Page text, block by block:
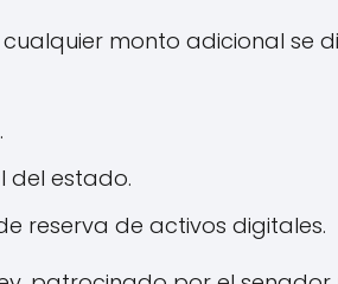
monto adicional se
del estado.
reserva de activos digitales.